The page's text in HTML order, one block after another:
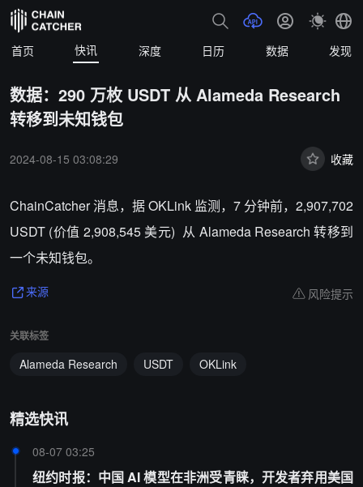
首页 快讯 深度 日历 数据 发现
数据：290 万枚 USDT 从 Alameda Research
转移到未知钱包
2024-08-15 03:08:29 收藏
ChainCatcher 消息，据 OKLink 监测， 7 分钟前，2,907,702
USDT (价值 2,908,545 美元) 从 Alameda Research 转移到
一个未知钱包。
来源 风险提示
关联标签
Alameda Research USDT OKLink
精选快讯
08-07 03:25
纽约时报：中国 AI 模型在非洲受青睐，开发者弃用美国